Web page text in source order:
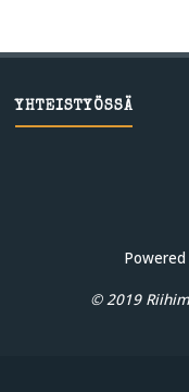
YHTEISTYÖSSÄ
© 2019